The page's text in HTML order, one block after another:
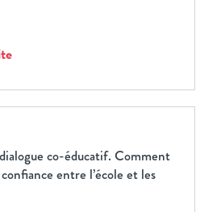
co-éducatif. Comment
entre l’école et les